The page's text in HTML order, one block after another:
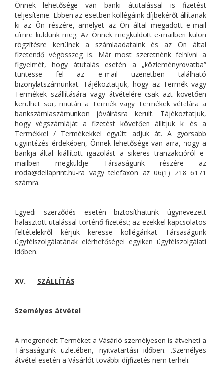
Önnek lehetősége van banki átutalással is fizetést
teljesítenie. Ebben az esetben kollégáink díjbekérőt állítanak
ki az Ön részére, amelyet az Ön által megadott e-mail
címre küldünk meg. Az Önnek megküldött e-mailben külön
rögzítésre kerülnek a számlaadataink és az Ön által
fizetendő végösszeg is. Már most szeretnénk felhívni a
figyelmét, hogy átutalás esetén a „közleményrovatba”
tüntesse fel az e-mail üzenetben található
bizonylatszámunkat. Tájékoztatjuk, hogy az Termék vagy
Termékek szállítására vagy átvételére csak azt követően
kerülhet sor, miután a Termék vagy Termékek vételára a
bankszámlaszámunkon jóváírásra került. Tájékoztatjuk,
hogy végszámláját a fizetést követően állítjuk ki és a
Termékkel / Termékekkel együtt adjuk át. A gyorsabb
ügyintézés érdekében, Önnek lehetősége van arra, hogy a
bankja által kiállított igazolást a sikeres tranzakcióról e-
mailben megküldje Társaságunk részére az
iroda@dellaprint.hu-ra vagy telefaxon az 06(1) 218 6171
számra.
Egyedi szerződés esetén biztosíthatunk úgynevezett
halasztott utalással történő fizetést; az ezekkel kapcsolatos
feltételekről kérjük keresse kollégánkat Társaságunk
ügyfélszolgálatának elérhetőségei egyikén ügyfélszolgálati
időben.
XV. SZÁLLÍTÁS
Személyes átvétel
A megrendelt Terméket a Vásárló személyesen is átveheti a
Társaságunk üzletében, nyitvatartási időben. .Személyes
átvétel esetén a Vásárlót további díjfizetés nem terheli.